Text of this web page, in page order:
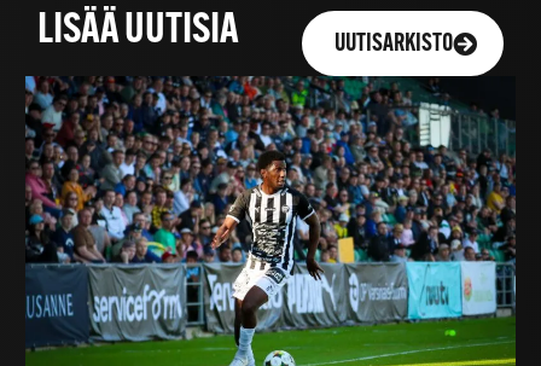
LISÄÄ UUTISIA UUTISARKISTO